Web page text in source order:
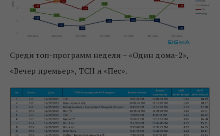
Среди топ-программ недели – «Один дома-2»,
«Вечер премьер», ТСН и «Пес».